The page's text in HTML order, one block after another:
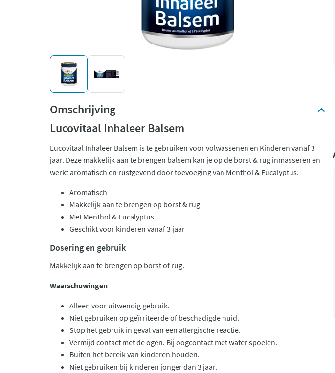
Omschrijving
Lucovitaal Inhaleer Balsem
Lucovitaal Inhaleer Balsem is te gebruiken voor volwassenen en Kinderen vanaf 3
jaar. Deze makkelijk aan te brengen balsem kan je op de borst & rug inmasseren en
werkt aromatisch en rustgevend door toevoeging van Menthol & Eucalyptus.
Aromatisch
Makkelijk aan te brengen op borst & rug
Met Menthol & Eucalyptus
Geschikt voor kinderen vanaf 3 jaar
Dosering en gebruik
Makkelijk aan te brengen op borst of rug.
Waarschuwingen
Alleen voor uitwendig gebruik.
Niet gebruiken op geïrriteerde of beschadigde huid.
Stop het gebruik in geval van een allergische reactie.
Vermijd contact met de ogen. Bij oogcontact met water spoelen.
Buiten het bereik van kinderen houden.
Niet gebruiken bij kinderen jonger dan 3 jaar.